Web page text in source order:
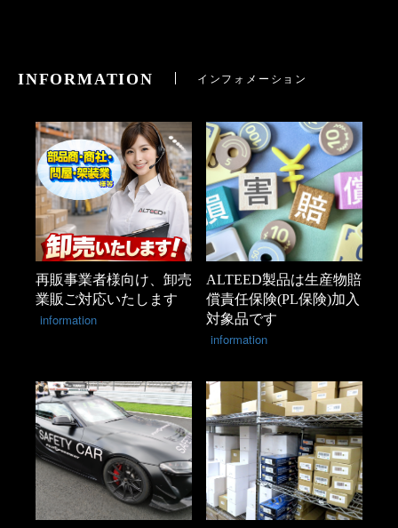
INFORMATION インフォメーション
再販事業者様向け、卸売
業販ご対応いたします
information
ALTEED製品は生産物賠
償責任保険(PL保険)加入
対象品です
information